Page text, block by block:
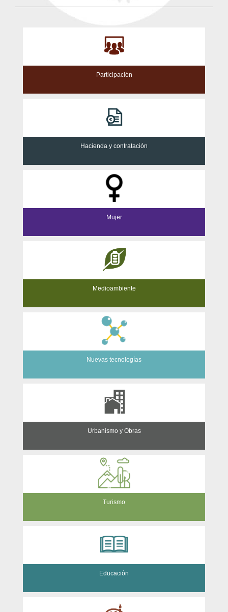
Participación
Hacienda y contratación
Mujer
Medioambiente
Nuevas tecnologías
Urbanismo y Obras
Turismo
Educación